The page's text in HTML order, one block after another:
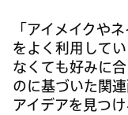
「アイメイクや
をよく利用して
なくても好みに
のに基づいた関
アイデアを見つ